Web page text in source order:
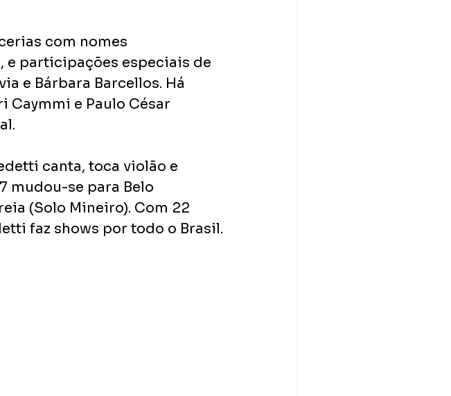
com nomes
e participações especiais de
e Bárbara Barcellos. Há
Caymmi e Paulo César
canta, toca violão e
mudou-se para Belo
(Solo Mineiro). Com 22
faz shows por todo o Brasil.